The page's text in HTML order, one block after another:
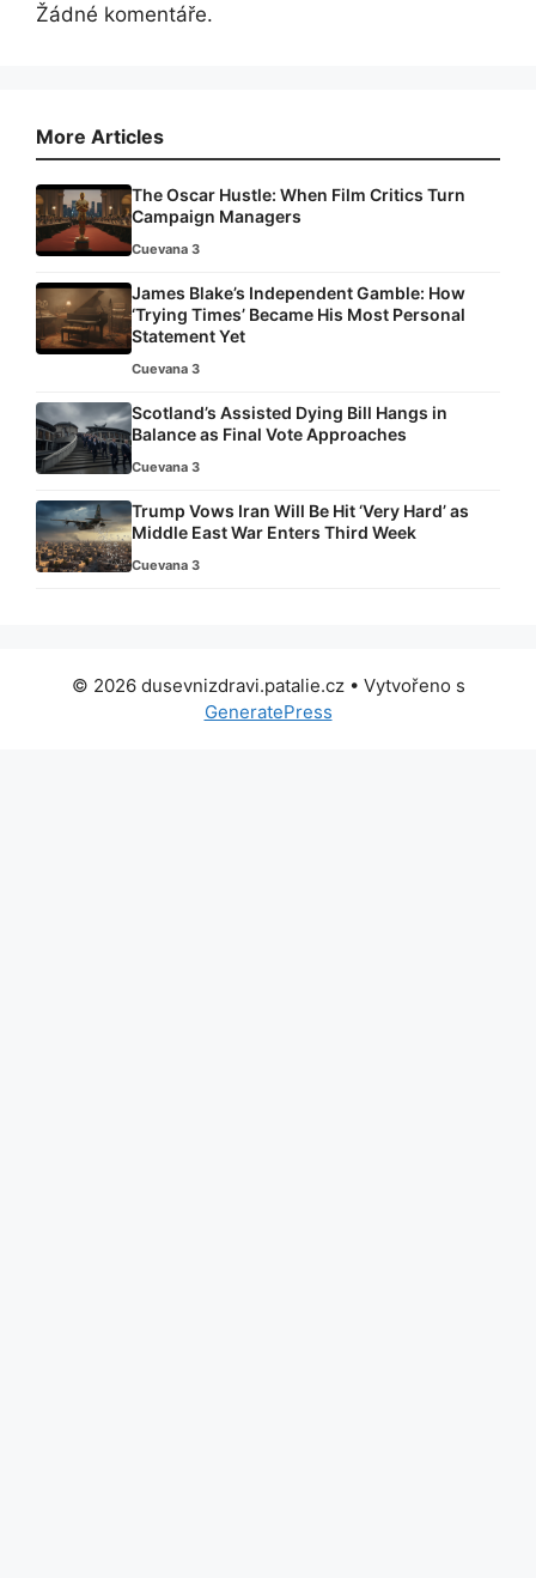
Žádné komentáře.
More Articles
The Oscar Hustle: When Film Critics Turn
Campaign Managers
Cuevana 3
James Blake’s Independent Gamble: How
‘Trying Times’ Became His Most Personal
Statement Yet
Cuevana 3
Scotland’s Assisted Dying Bill Hangs in
Balance as Final Vote Approaches
Cuevana 3
Trump Vows Iran Will Be Hit ‘Very Hard’ as
Middle East War Enters Third Week
Cuevana 3
© 2026 dusevnizdravi.patalie.cz• Vytvořeno s
GeneratePress